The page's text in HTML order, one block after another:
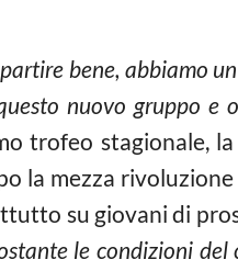
bene, abbiamo
nuovo gruppo
trofeo stagionale,
la mezza
su giovani di
le condizioni del